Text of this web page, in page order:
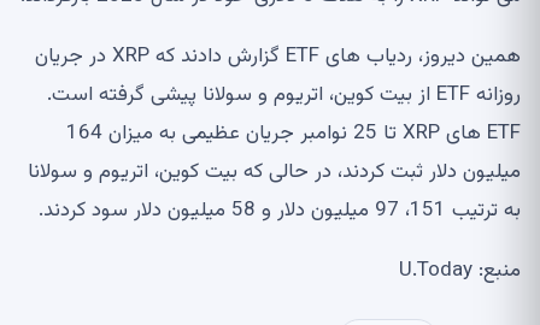
همین دیروز، ردیاب های ETF گزارش دادند که XRP در جریان
روزانه ETF از بیت کوین، اتریوم و سولانا پیشی گرفته است.
ETF های XRP تا 25 نوامبر جریان عظیمی به میزان 164
میلیون دلار ثبت کردند، در حالی که بیت کوین، اتریوم و سولانا
به ترتیب 151، 97 میلیون دلار و 58 میلیون دلار سود کردند.
منبع: U.Today